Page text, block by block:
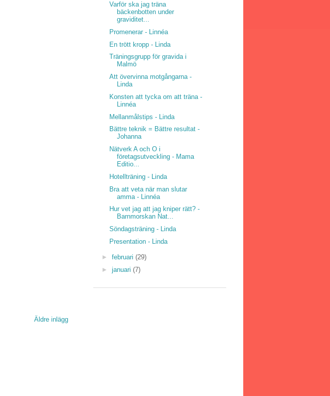
Äldre inlägg
Varför ska jag träna
bäckenbotten under
graviditet...
Promenerar - Linnéa
En trött kropp - Linda
Träningsgrupp för gravida i
Malmö
Att övervinna motgångarna -
Linda
Konsten att tycka om att träna -
Linnéa
Mellanmålstips - Linda
Bättre teknik = Bättre resultat -
Johanna
Nätverk A och O i
företagsutveckling - Mama
Editio...
Hotellträning - Linda
Bra att veta när man slutar
amma - Linnéa
Hur vet jag att jag kniper rätt? -
Barnmorskan Nat...
Söndagsträning - Linda
Presentation - Linda
► februari (29)
► januari (7)